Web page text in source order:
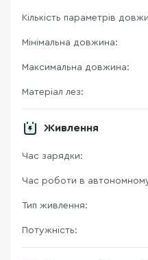
Кількість параметрів
Мінімальна довжина:
Максимальна довжина:
Матеріал лез:
Живлення
Час зарядки:
Час роботи в
Тип живлення:
Потужність: